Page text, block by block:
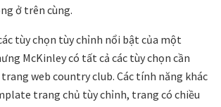
ở trên cùng.
tùy chọn tùy chỉnh nổi bật của một
McKinley có tất cả các tùy chọn cần
web country club. Các tính năng khác
trang chủ tùy chỉnh, trang có chiều